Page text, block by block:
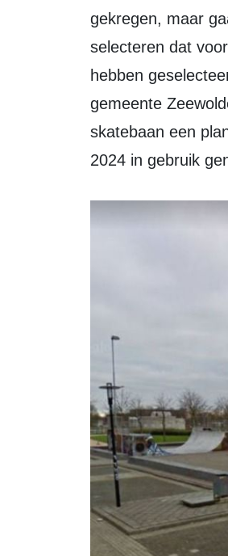
gekregen, maar
selecteren dat
hebben
gemeente
skatebaan een
2024 in gebruik